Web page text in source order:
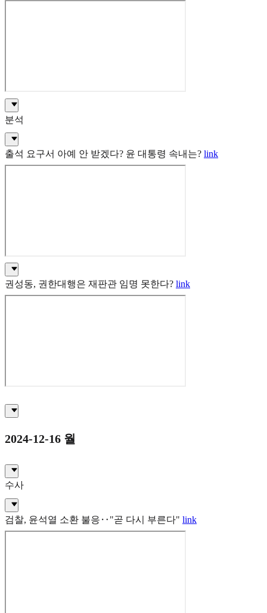
분석
출석 요구서 아예 안 받겠다? 윤 대통령 속내는? link
권성동, 권한대행은 재판관 임명 못한다? link
2024-12-16 월
수사
검찰, 윤석열 소환 불응‥"곧 다시 부른다" link